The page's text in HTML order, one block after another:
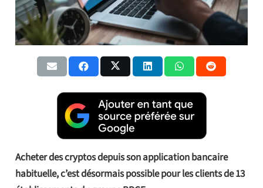
Acheter des cryptos depuis son application bancaire
habituelle, c’est désormais possible pour les clients de 13